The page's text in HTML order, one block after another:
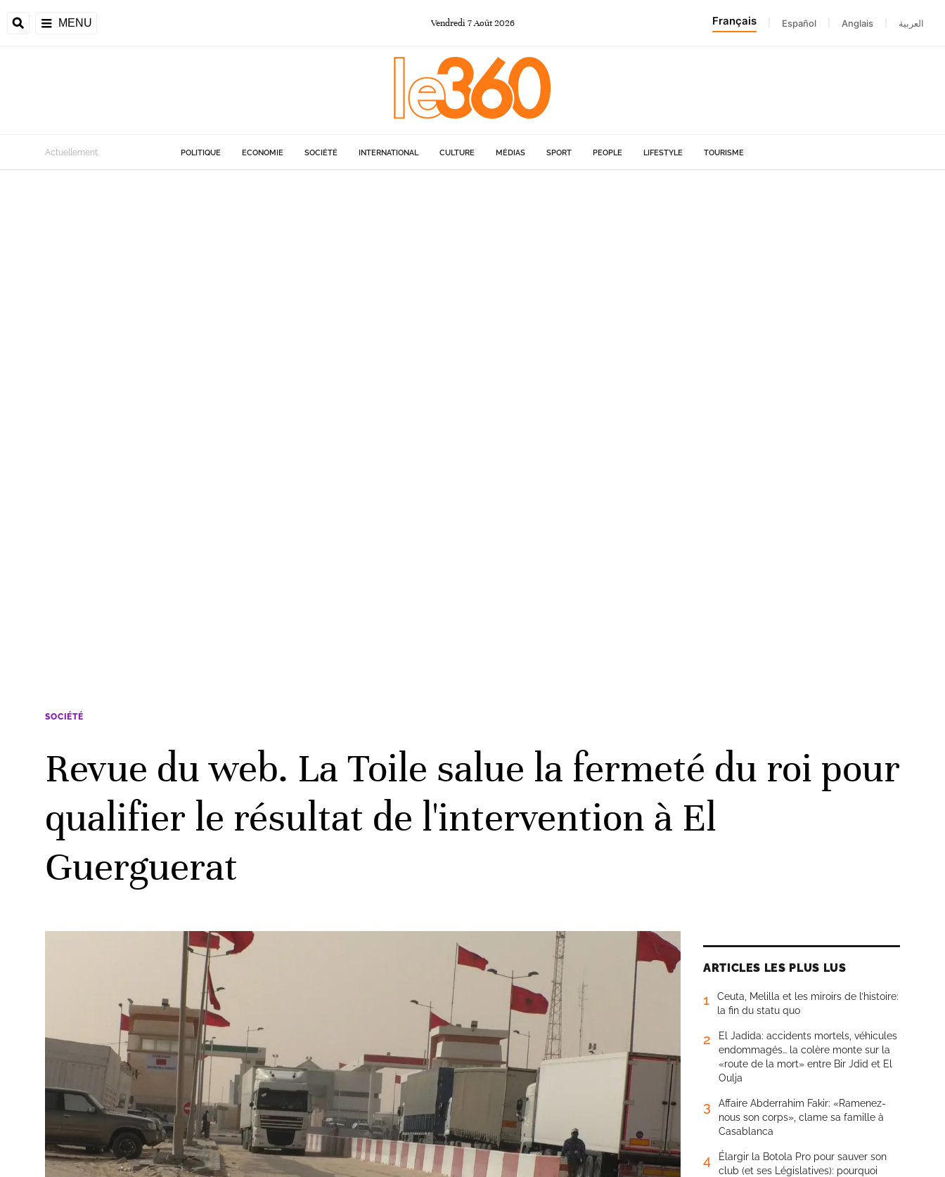
MENU Vendredi 7Août 2026 Français Español Anglais العربية
Actuellement POLITIQUE ECONOMIE SOCIÉTÉ INTERNATIONAL CULTURE MÉDIAS SPORT PEOPLE LIFESTYLE TOURISME
SOCIÉTÉ
Revue du web. La Toile salue la fermeté du roi pour
qualifier le résultat de l'intervention à El
Guerguerat
ARTICLES LES PLUS LUS
1
Ceuta, Melilla et les miroirs de l’histoire:
la fin du statu quo
2
El Jadida: accidents mortels, véhicules
endommagés… la colère monte sur la
«route de la mort» entre Bir Jdid et El
Oulja
3
Affaire Abderrahim Fakir: «Ramenez-
nous son corps», clame sa famille à
Casablanca
4
Élargir la Botola Pro pour sauver son
club (et ses Législatives): pourquoi